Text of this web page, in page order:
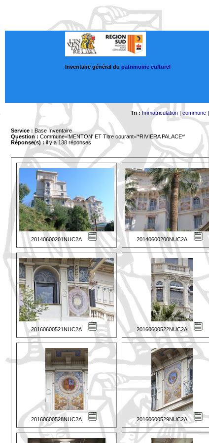
Inventaire général du patrimoine culturel
Tri : Immatriculation| commune|
Service : Base Inventaire
Question : Commune='MENTON' ET Titre courant='*RIVIERA PALACE*'
Réponse(s) :il y a 138 réponses
20140600201NUC2A 20140600200NUC2A
20160600521NUC2A 20160600522NUC2A
20160600528NUC2A 20160600529NUC2A